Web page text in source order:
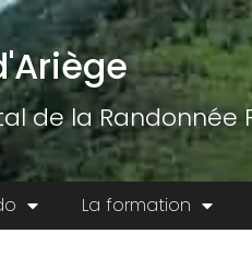
de la Randonnée
La formation